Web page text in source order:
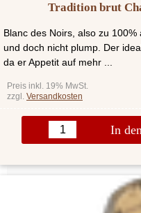
Tradition brut
Blanc des Noirs, also zu
und doch nicht plump. Der
da er Appetit auf mehr ...
Preis inkl. 19% MwSt.
zzgl. Versandkosten
In